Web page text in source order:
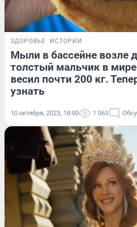
ЗДОРОВЬЕ ИСТОРИИ
Мыли в бассейне возле
толстый мальчик в
весил почти 200 кг.
узнать
10 октября, 2023, 18:00 1 063